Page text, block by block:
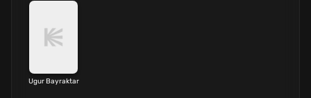
Ugur Bayraktar